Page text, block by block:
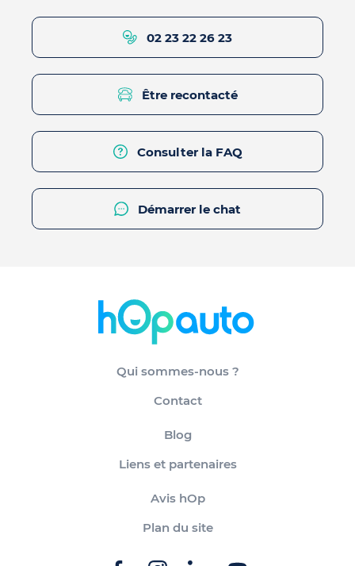
02 23 22 26 23
Être recontacté
Consulter la FAQ
Démarrer le chat
Qui sommes-nous ?
Contact
Blog
Liens et partenaires
Avis hOp
Plan du site